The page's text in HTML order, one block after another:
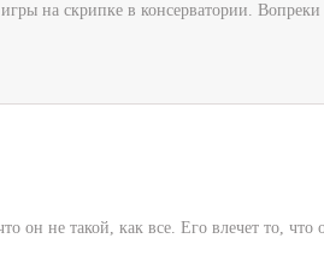
на скрипке в консерватории.
он не такой, как все. Его влечет то,